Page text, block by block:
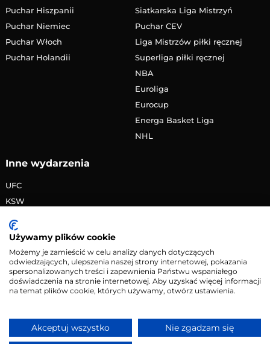
Puchar Hiszpanii
Puchar Niemiec
Puchar Włoch
Puchar Holandii
Siatkarska Liga Mistrzyń
Puchar CEV
Liga Mistrzów piłki ręcznej
Superliga piłki ręcznej
NBA
Euroliga
Eurocup
Energa Basket Liga
NHL
Inne wydarzenia
UFC
KSW
PRIME MMA
Żużlowa Ekstraliga
Speedway Grand Prix
Skoki narciarskie
Kontakt•Reklama• Polityka prywatności
Używamy plików cookie
Możemy je zamieścić w celu analizy danych dotyczących
odwiedzających, ulepszenia naszej strony internetowej, pokazania
spersonalizowanych treści i zapewnienia Państwu wspaniałego
doświadczenia na stronie internetowej. Aby uzyskać więcej informacji
na temat plików cookie, których używamy, otwórz ustawienia.
Akceptuj wszystko Nie zgadzam się